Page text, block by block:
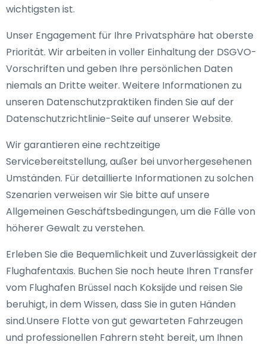
wichtigsten ist.
Unser Engagement für Ihre Privatsphäre hat oberste
Priorität. Wir arbeiten in voller Einhaltung der DSGVO-
Vorschriften und geben Ihre persönlichen Daten
niemals an Dritte weiter. Weitere Informationen zu
unseren Datenschutzpraktiken finden Sie auf der
Datenschutzrichtlinie-Seite auf unserer Website.
Wir garantieren eine rechtzeitige
Servicebereitstellung, außer bei unvorhergesehenen
Umständen. Für detaillierte Informationen zu solchen
Szenarien verweisen wir Sie bitte auf unsere
Allgemeinen Geschäftsbedingungen, um die Fälle von
höherer Gewalt zu verstehen.
Erleben Sie die Bequemlichkeit und Zuverlässigkeit der
Flughafentaxis. Buchen Sie noch heute Ihren Transfer
vom Flughafen Brüssel nach Koksijde und reisen Sie
beruhigt, in dem Wissen, dass Sie in guten Händen
sind.Unsere Flotte von gut gewarteten Fahrzeugen
und professionellen Fahrern steht bereit, um Ihnen